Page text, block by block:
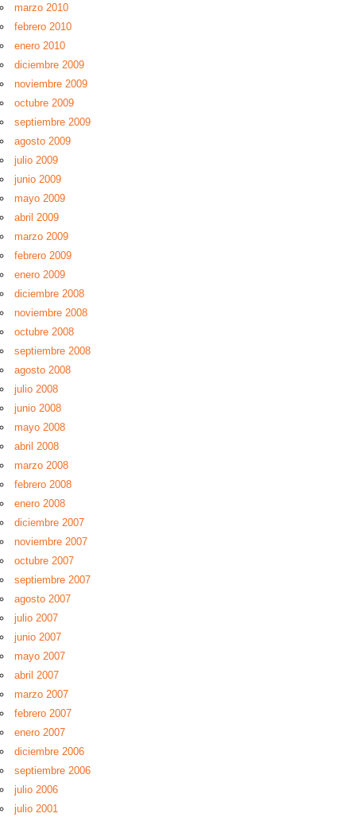
marzo 2010
febrero 2010
enero 2010
diciembre 2009
noviembre 2009
octubre 2009
septiembre 2009
agosto 2009
julio 2009
junio 2009
mayo 2009
abril 2009
marzo 2009
febrero 2009
enero 2009
diciembre 2008
noviembre 2008
octubre 2008
septiembre 2008
agosto 2008
julio 2008
junio 2008
mayo 2008
abril 2008
marzo 2008
febrero 2008
enero 2008
diciembre 2007
noviembre 2007
octubre 2007
septiembre 2007
agosto 2007
julio 2007
junio 2007
mayo 2007
abril 2007
marzo 2007
febrero 2007
enero 2007
diciembre 2006
septiembre 2006
julio 2006
julio 2001